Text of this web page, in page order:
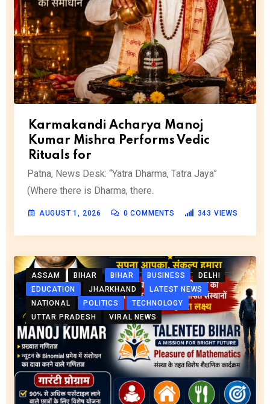
Karmakandi Acharya Manoj
Kumar Mishra Performs Vedic
Rituals for
Patna, News Desk: “Yatra Dharma, Tatra Jaya”
(Where there is Dharma, there.
AUGUST 1, 2026 0 COMMENTS 343 VIEWS
ASSAM BIHAR BIHAR BUSINESS
DELHI
EDUCATION
JHARKHAND
LATEST NEWS
NATIONAL
POLITICS
TECHNOLOGY
UTTAR PRADESH
VIRAL NEWS